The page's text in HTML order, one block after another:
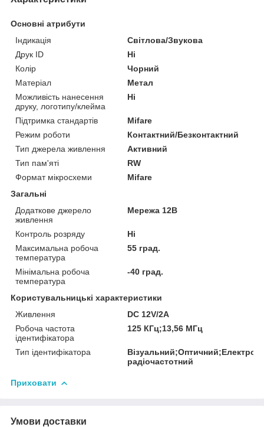
Основні атрибути
Індикація
Світлова/Звукова
Друк ID
Ні
Колір
Чорний
Матеріал
Метал
Можливість нанесення
друку, логотипу/клейма
Ні
Підтримка стандартів
Mifare
Режим роботи
Контактний/Безконтактний
Тип джерела живлення
Активний
Тип пам'яті
RW
Формат мікросхеми
Mifare
Загальні
Додаткове джерело
живлення
Мережа 12В
Контроль розряду
Ні
Максимальна робоча
температура
55 град.
Мінімальна робоча
температура
-40 град.
Користувальницькі характеристики
Живлення
DC 12V/2A
Робоча частота
ідентифікатора
125 КГц;13,56 МГц
Тип ідентифікатора
радіочастотний
Приховати
Умови доставки